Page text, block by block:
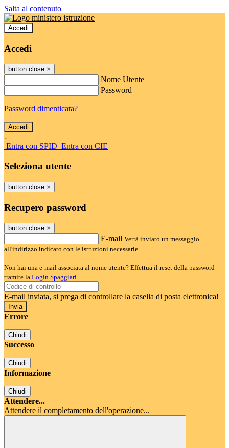
Salta al contenuto
Accedi
Accedi
button close ×
Nome Utente
Password
Password dimenticata?
-
Entra con SPID Entra con CIE
Seleziona utente
button close ×
Recupero password
button close ×
E-mail Verrà inviato un messaggio
all'indirizzo indicato con le istruzioni necessarie.
Non hai una e-mail associata al nome utente? Effettua il reset della password
tramite la Login Spaggiari
E-mail inviata, si prega di controllare la casella di posta elettronica!
Errore
Chiudi
Successo
Chiudi
Informazione
Chiudi
Attendere...
Attendere il completamento dell'operazione...